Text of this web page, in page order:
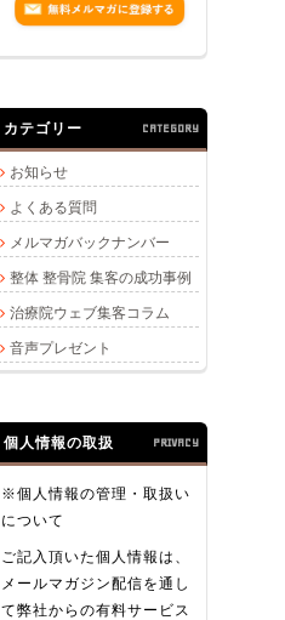
カテゴリー CATEGORY
お知らせ
よくある質問
メルマガバックナンバー
整体 整骨院 集客の成功事例
治療院ウェブ集客コラム
音声プレゼント
個人情報の取扱 PRIVACY
※個人情報の管理・取扱い
について
ご記入頂いた個人情報は、
メールマガジン配信を通し
て弊社からの有料サービス